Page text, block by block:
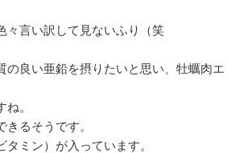
々言い訳して見ないふり（笑
良い亜鉛を摂りたいと思い、牡蠣肉エ
。
るそうです。
ミン）が入っています。